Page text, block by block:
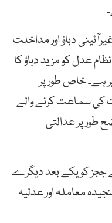
دباؤ اور مداخلت
عدل کو مزید دباؤ کا
ہے۔ خاص طور پر
کی سماعت کرنے والے
طور پر عدالتی
ججز کو یکے بعد دیگرے
معاملہ اور عدلیہ